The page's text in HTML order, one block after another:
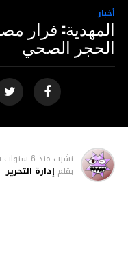
أخبار
المهدية: فرار
الحجر الصحي
نشرت منذ 6 سنوات
بقلم إدارة التحرير